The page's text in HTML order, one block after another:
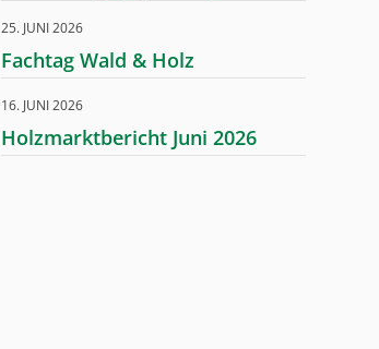
25. JUNI 2026
Fachtag Wald & Holz
16. JUNI 2026
Holzmarktbericht Juni 2026